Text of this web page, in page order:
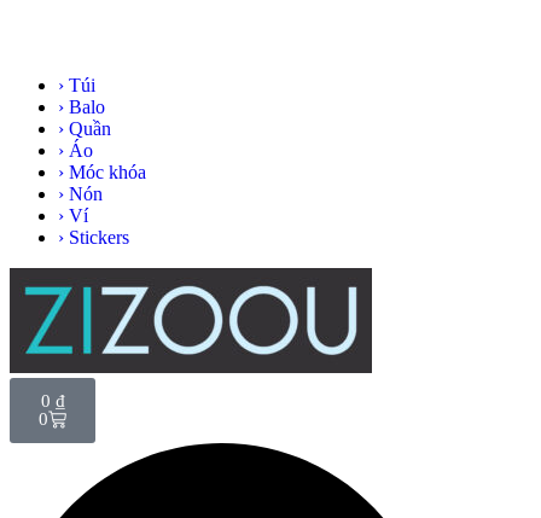
› Túi
› Balo
› Quần
› Áo
› Móc khóa
› Nón
› Ví
› Stickers
0 ₫
0